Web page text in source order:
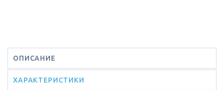
ОПИСАНИЕ
ХАРАКТЕРИСТИКИ